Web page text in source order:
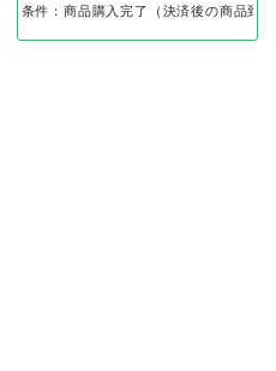
条件：商品購入完了（決済後の商品到